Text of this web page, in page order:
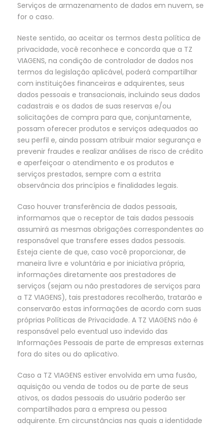
Serviços de armazenamento de dados em nuvem, se
for o caso.
Neste sentido, ao aceitar os termos desta política de
privacidade, você reconhece e concorda que a TZ
VIAGENS, na condição de controlador de dados nos
termos da legislação aplicável, poderá compartilhar
com instituições financeiras e adquirentes, seus
dados pessoais e transacionais, incluindo seus dados
cadastrais e os dados de suas reservas e/ou
solicitações de compra para que, conjuntamente,
possam oferecer produtos e serviços adequados ao
seu perfil e, ainda possam atribuir maior segurança e
prevenir fraudes e realizar análises de risco de crédito
e aperfeiçoar o atendimento e os produtos e
serviços prestados, sempre com a estrita
observância dos princípios e finalidades legais.
Caso houver transferência de dados pessoais,
informamos que o receptor de tais dados pessoais
assumirá as mesmas obrigações correspondentes ao
responsável que transfere esses dados pessoais.
Esteja ciente de que, caso você proporcionar, de
maneira livre e voluntária e por iniciativa própria,
informações diretamente aos prestadores de
serviços (sejam ou não prestadores de serviços para
a TZ VIAGENS), tais prestadores recolherão, tratarão e
conservarão estas informações de acordo com suas
próprias Políticas de Privacidade. A TZ VIAGENS não é
responsável pelo eventual uso indevido das
Informações Pessoais de parte de empresas externas
fora do sites ou do aplicativo.
Caso a TZ VIAGENS estiver envolvida em uma fusão,
aquisição ou venda de todos ou de parte de seus
ativos, os dados pessoais do usuário poderão ser
compartilhados para a empresa ou pessoa
adquirente. Em circunstâncias nas quais a identidade